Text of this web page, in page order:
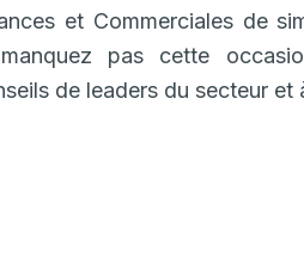
et Commerciales de
pas cette
de leaders du secteur et